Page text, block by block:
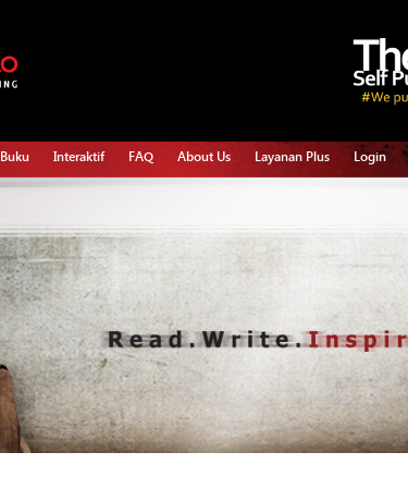
Interaktif FAQ About Us Layanan Plus Login